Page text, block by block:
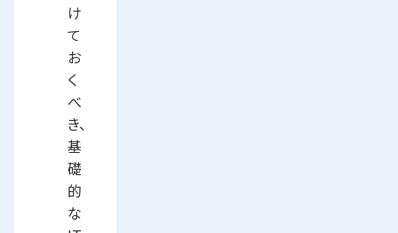
け
て
お
く
べ
き、
基
礎
的
な